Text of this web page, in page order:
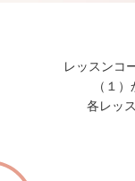
レッスンコ
（１
各レッ